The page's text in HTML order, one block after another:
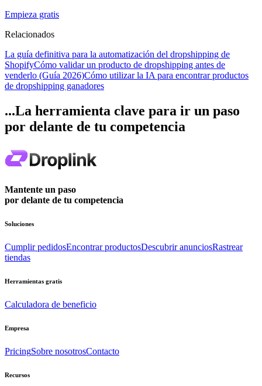
Empieza gratis
Relacionados
La guía definitiva para la automatización del dropshipping de
ShopifyCómo validar un producto de dropshipping antes de
venderlo (Guía 2026)Cómo utilizar la IA para encontrar productos
de dropshipping ganadores
...La herramienta clave para ir un paso
por delante de tu competencia
Mantente un paso
por delante de tu competencia
Soluciones
Cumplir pedidosEncontrar productosDescubrir anunciosRastrear
tiendas
Herramientas gratis
Calculadora de beneficio
Empresa
PricingSobre nosotrosContacto
Recursos